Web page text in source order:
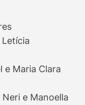
e Maria Clara
e Manoella